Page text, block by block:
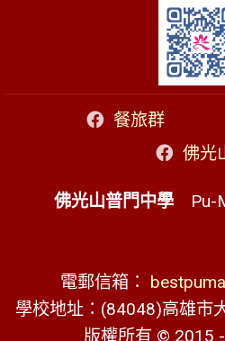
餐旅群
佛光
佛光山普門中學 Pu-
電郵信箱：
學校地址：(84048)高雄市
版權所有 © 2015